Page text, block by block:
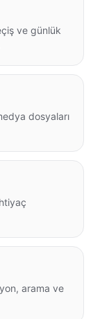
ve günlük
dosyaları
arama ve